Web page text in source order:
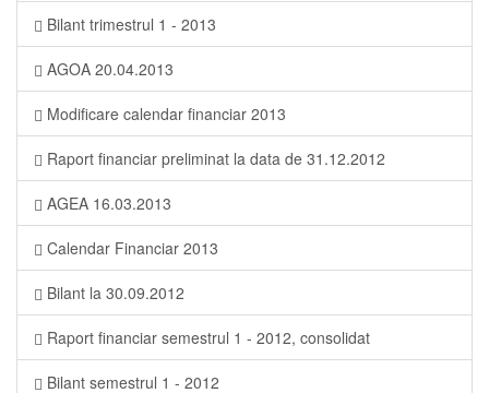
Bilant trimestrul 1 - 2013
AGOA 20.04.2013
Modificare calendar financiar 2013
Raport financiar preliminat la data de 31.12.2012
AGEA 16.03.2013
Calendar Financiar 2013
Bilant la 30.09.2012
Raport financiar semestrul 1 - 2012, consolidat
Bilant semestrul 1 - 2012